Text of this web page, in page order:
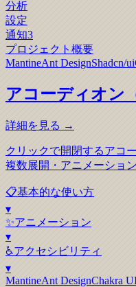
分析
設定
通知3
プロジェクト概要
MantineAnt DesignShadcn/ui
アコーディオン
詳細を見る →
クリックで開閉するアコ
複数展開・アニメーショ
📋基本的な使い方
▾
✨アニメーション
▾
♿アクセシビリティ
▾
MantineAnt DesignChakra